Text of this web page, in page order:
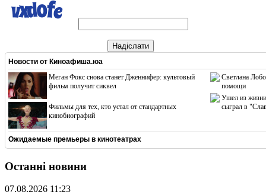
Надіслати
Новости от Киноафиша.юа
Меган Фокс снова станет Дженнифер: культовый
фильм получит сиквел
Фильмы для тех, кто устал от стандартных
кинобиографий
Светлана
помощи
Ушел из жизни
сыграл в
Ожидаемые премьеры в кинотеатрах
Останні новини
07.08.2026 11:23